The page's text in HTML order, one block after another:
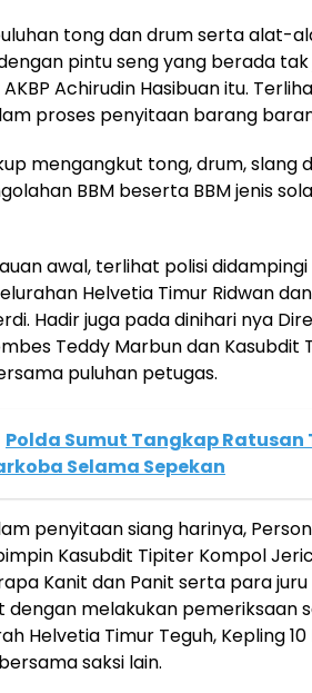
tong dan drum serta alat-
pintu seng yang berada
Achirudin Hasibuan itu.
proses penyitaan barang
mengangkut tong, drum, slang
BBM beserta BBM jenis
awal, terlihat polisi didampingi
Helvetia Timur Ridwan
Hadir juga pada dinihari nya
Teddy Marbun dan Kasubdit
puluhan petugas.
Polda Sumut Tangkap Ratusan
Selama Sepekan
penyitaan siang harinya,
Kasubdit Tipiter Kompol
Kanit dan Panit serta para
melakukan pemeriksaan
Helvetia Timur Teguh, Kepling
saksi lain.